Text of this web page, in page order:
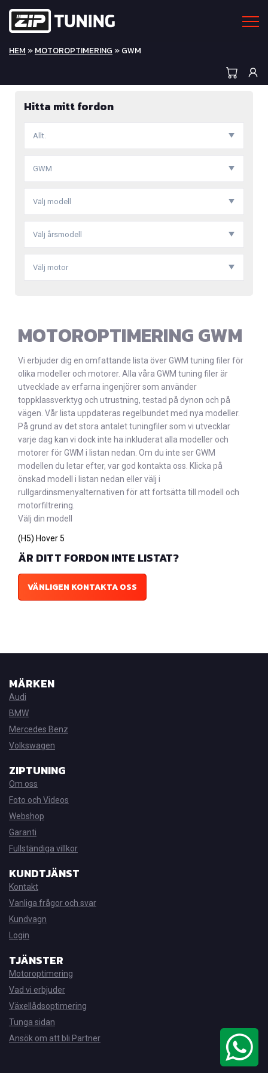
HEM »MOTOROPTIMERING » GWM
Hitta mitt fordon
Allt.
GWM
Välj modell
Välj årsmodell
Välj motor
MOTOROPTIMERING GWM
Vi erbjuder dig en omfattande lista över GWM tuning filer för
olika modeller och motorer. Alla våra GWM tuning filer är
utvecklade av erfarna ingenjörer som använder
toppklassverktyg och utrustning, testad på dynon och på
vägen. Vår lista uppdateras regelbundet med nya modeller.
På grund av det stora antalet tuningfiler som vi utvecklar
varje dag kan vi dock inte ha inkluderat alla modeller och
motorer för GWM i listan nedan. Om du inte ser GWM
modellen du letar efter, var god kontakta oss. Klicka på
önskad modell i listan nedan eller välj i
rullgardinsmenyalternativen för att fortsätta till modell och
motorfiltrering.
Välj din modell
(H5) Hover 5
ÄR DITT FORDON INTE LISTAT?
VÄNLIGEN KONTAKTA OSS
MÄRKEN
Audi
BMW
Mercedes Benz
Volkswagen
ZIPTUNING
Om oss
Foto och Videos
Webshop
Garanti
Fullständiga villkor
KUNDTJÄNST
Kontakt
Vanliga frågor och svar
Kundvagn
Login
TJÄNSTER
Motoroptimering
Vad vi erbjuder
Växellådsoptimering
Tunga sidan
Ansök om att bli Partner